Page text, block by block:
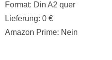
Format: Din A2 quer
Lieferung: 0 €
Amazon Prime: Nein